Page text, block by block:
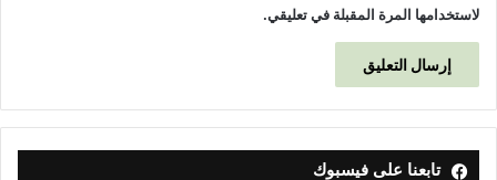
لاستخدامها المرة المقبلة في تعليقي.
تابعنا على فيسبوك